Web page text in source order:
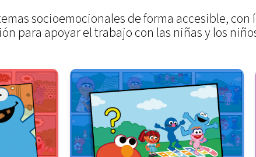
socioemocionales de forma accesible,
para apoyar el trabajo con las niñas y los